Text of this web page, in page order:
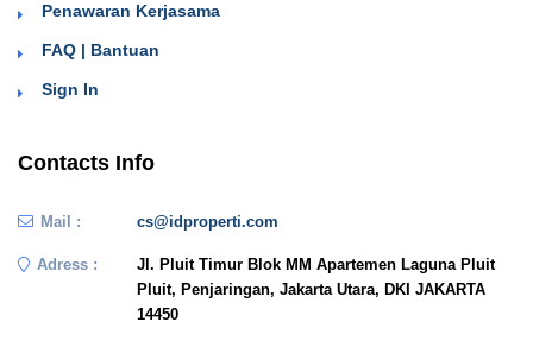
Penawaran Kerjasama
FAQ | Bantuan
Sign In
Contacts Info
Mail : cs@idproperti.com
Adress :
Jl. Pluit Timur Blok MM Apartemen Laguna Pluit
Pluit, Penjaringan, Jakarta Utara, DKI JAKARTA
14450